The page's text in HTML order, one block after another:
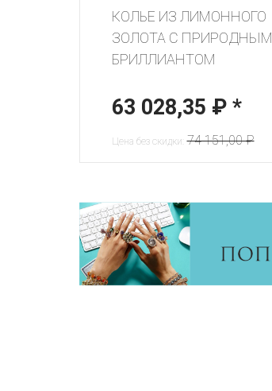
КОЛЬЕ ИЗ ЛИМОННОГО
ЗОЛОТА С ПРИРОДНЫМ
БРИЛЛИАНТОМ
63 028,35 ₽ *
Цена без скидки: 74 151,00 ₽